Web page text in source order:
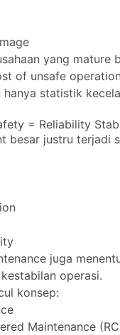
yang mature
of unsafe
hanya statistik
= Reliability
besar justru terjadi
juga
operasi.
konsep:
Maintenance